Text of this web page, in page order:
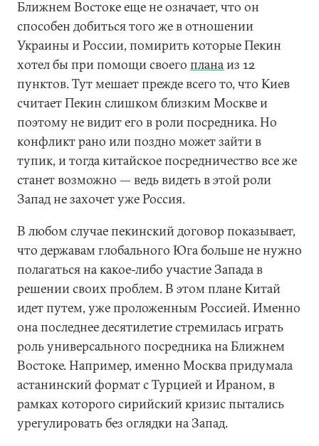
Ближнем Востоке еще не означает, что он
способен добиться того же в отношении
Украины и России, помирить которые Пекин
хотел бы при помощи своего планаиз 12
пунктов. Тут мешает прежде всего то, что Киев
считает Пекин слишком близким Москве и
поэтому не видит его в роли посредника. Но
конфликт рано или поздно может зайти в
тупик, и тогда китайское посредничество все же
станет возможно — ведь видеть в этой роли
Запад не захочет уже Россия.
В любом случае пекинский договор показывает,
что державам глобального Юга больше не нужно
полагаться на какое-либо участие Запада в
решении своих проблем. В этом плане Китай
идет путем, уже проложенным Россией. Именно
она последнее десятилетие стремилась играть
роль универсального посредника на Ближнем
Востоке. Например, именно Москва придумала
астанинский формат с Турцией и Ираном, в
рамках которого сирийский кризис пытались
урегулировать без оглядки на Запад.